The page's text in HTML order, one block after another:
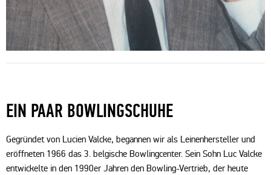
EIN PAAR BOWLINGSCHUHE
Gegründet von Lucien Valcke, begannen wir als Leinenhersteller und
eröffneten 1966 das 3. belgische Bowlingcenter. Sein Sohn Luc Valcke
entwickelte in den 1990er Jahren den Bowling-Vertrieb, der heute